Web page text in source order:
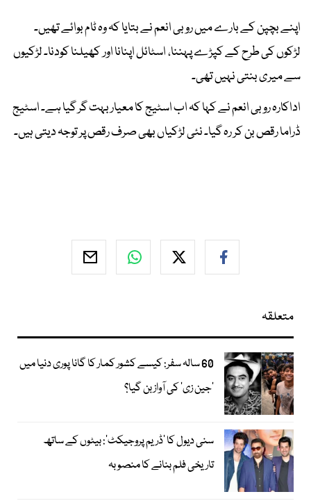
اپنے بچپن کے بارے میں روبی انعم نے بتایا کہ وہ ٹام بوائے تھیں۔
لڑکوں کی طرح کے کپڑے پہننا، اسٹائل اپنانا اور کھیلنا کودنا۔ لڑکیوں
سے میری بنتی نہیں تھی۔
اداکارہ روبی انعم نے کہا کہ اب اسٹیج کا معیار بہت گر گیا ہے۔ اسٹیج
ڈراما رقص بن کر رہ گیا۔ نئی لڑکیاں بھی صرف رقص پر توجہ دیتی ہیں۔
متعلقہ
60 سالہ سفر: کیسے کشور کمار کا گانا پوری دنیا میں
’جین زی‘ کی آواز بن گیا؟
سنی دیول کا ’ڈریم پروجیکٹ‘: بیٹوں کے ساتھ
تاریخی فلم بنانے کا منصوبہ